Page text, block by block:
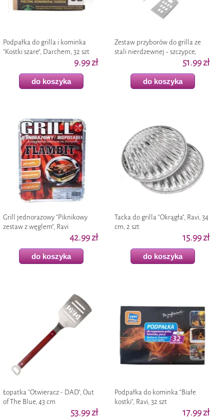
Podpałka do grilla i kominka
"Kostki szare", Darchem, 32 szt
9.99 zł
do koszyka
Zestaw przyborów do grilla ze
stali nierdzewnej - szczypce,
51.99 zł
do koszyka
Grill jednorazowy "Piknikowy
zestaw z węglem", Ravi
42.99 zł
do koszyka
Tacka do grilla "Okrągła", Ravi, 34
cm, 2 szt
15.99 zł
do koszyka
Łopatka "Otwieracz - DAD", Out
of The Blue, 43 cm
53.99 zł
Podpałka do kominka "Białe
kostki", Ravi, 32 szt
17.99 zł